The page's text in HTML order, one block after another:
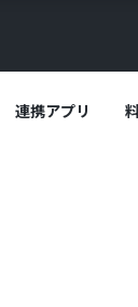
連携アプリ